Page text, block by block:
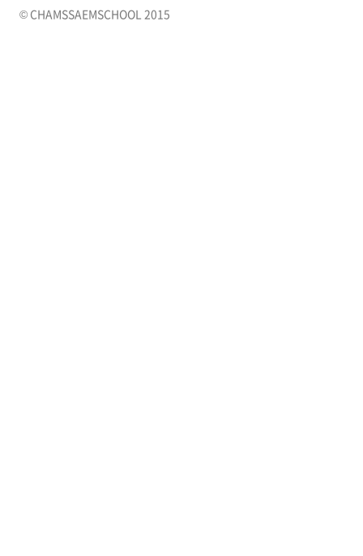
© CHAMSSAEMSCHOOL 2015